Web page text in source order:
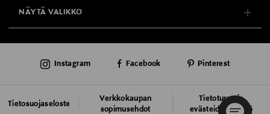
NÄYTÄ VALIKKO
AJANKOHTAISTA
Tietosuojaseloste
Verkkokaupan
sopimusehdot
Tietoturva ja
evästeiden käyttö
Instagram Facebook Pinterest